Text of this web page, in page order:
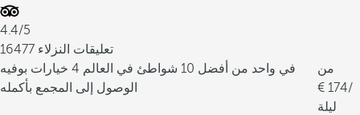
4.4/5
16477 تعليقات النزلاء
في واحد من أفضل 10 شواطئ في العالم
4 خيارات بوفيه
الوصول إلى المجمع بأكمله
من
174/
ليلة